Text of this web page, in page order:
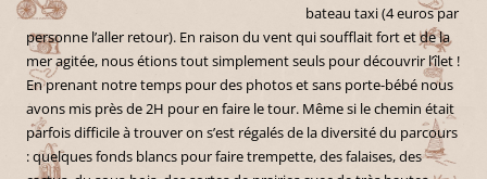
bateau taxi (4 euros par
personne l’aller retour). En raison du vent qui soufflait fort et de la
mer agitée, nous étions tout simplement seuls pour découvrir l’îlet !
En prenant notre temps pour des photos et sans porte-bébé nous
avons mis près de 2H pour en faire le tour. Même si le chemin était
parfois difficile à trouver on s’est régalés de la diversité du parcours
: quelques fonds blancs pour faire trempette, des falaises, des